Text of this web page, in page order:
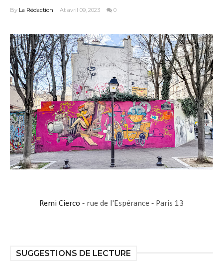
By La Rédaction At avril 09, 2023 0
Remi Cierco - rue de l'Espérance - Paris 13
SUGGESTIONS DE LECTURE